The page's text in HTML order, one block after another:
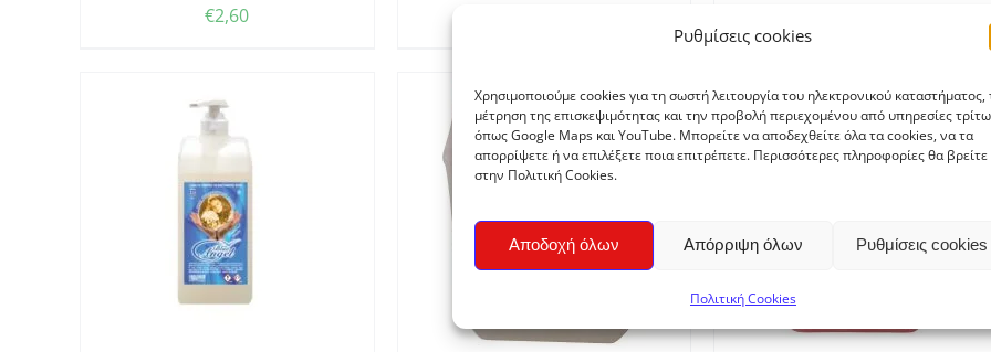
Ρυθμίσεις cookies
Χρησιμοποιούμε cookies για τη σωστή λειτουργία του ηλεκτρονικού καταστήματος,
μέτρηση της επισκεψιμότητας και την προβολή περιεχομένου από υπηρεσίες
όπως Google Maps και YouTube. Μπορείτε να αποδεχθείτε όλα τα cookies, να τα
απορρίψετε ή να επιλέξετε ποια επιτρέπετε. Περισσότερες πληροφορίες θα βρείτε
στην Πολιτική Cookies.
Αποδοχή όλων Απόρριψη όλων Ρυθμίσεις cookies
Πολιτική Cookies
€2,60
ΠΡΟΣΘΉΚΗ ΣΤΟ ΚΑΛΆΘΙ
ΛΕΠΤΟΜΈΡΕΙΕΣ
ΛΕΠΤΟΜΈΡΕΙΕΣ